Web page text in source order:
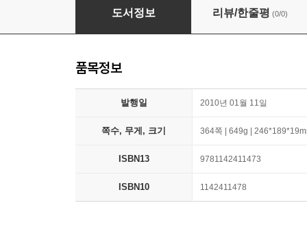
Social Problems
도서정보 리뷰/한줄평 (0/0)
품목정보
발행일 2010년 01월 11일
쪽수, 무게, 크기 364쪽 | 649g |
ISBN13 9781142411473
ISBN10 1142411478